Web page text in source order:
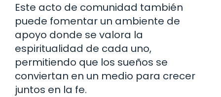
Este acto de comunidad también
puede fomentar un ambiente de
apoyo donde se valora la
espiritualidad de cada uno,
permitiendo que los sueños se
conviertan en un medio para crecer
juntos en la fe.